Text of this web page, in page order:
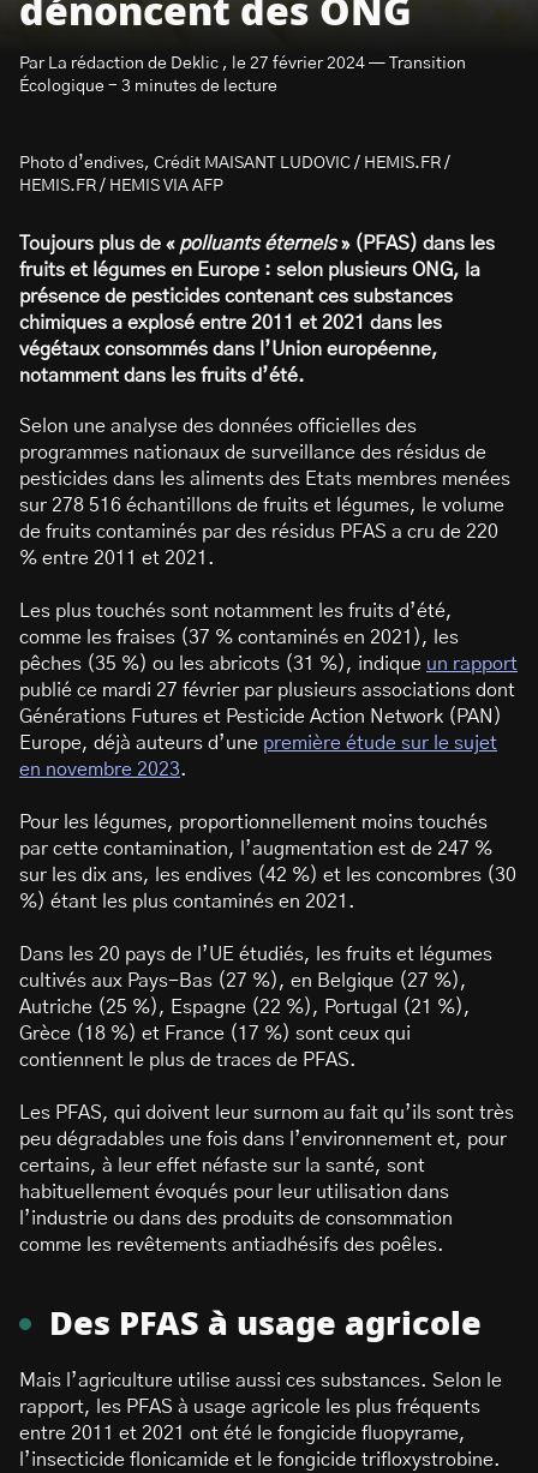
dénoncent des ONG
Par La rédaction de Deklic , le 27 février 2024 — Transition
Écologique - 3 minutes de lecture
Photo d’endives, Crédit MAISANT LUDOVIC / HEMIS.FR /
HEMIS.FR / HEMIS VIA AFP
Toujours plus de « polluants éternels» (PFAS) dans les
fruits et légumes en Europe : selon plusieurs ONG, la
présence de pesticides contenant ces substances
chimiques a explosé entre 2011 et 2021 dans les
végétaux consommés dans l’Union européenne,
notamment dans les fruits d’été.
Selon une analyse des données officielles des
programmes nationaux de surveillance des résidus de
pesticides dans les aliments des Etats membres menées
sur 278 516 échantillons de fruits et légumes, le volume
de fruits contaminés par des résidus PFAS a cru de 220
% entre 2011 et 2021.
Les plus touchés sont notamment les fruits d’été,
comme les fraises (37 % contaminés en 2021), les
pêches (35 %) ou les abricots (31 %), indique un rapport
publié ce mardi 27 février par plusieurs associations dont
Générations Futures et Pesticide Action Network (PAN)
Europe, déjà auteurs d’une première étude sur le sujet
en novembre 2023.
Pour les légumes, proportionnellement moins touchés
par cette contamination, l’augmentation est de 247 %
sur les dix ans, les endives (42 %) et les concombres (30
%) étant les plus contaminés en 2021.
Dans les 20 pays de l’UE étudiés, les fruits et légumes
cultivés aux Pays-Bas (27 %), en Belgique (27 %),
Autriche (25 %), Espagne (22 %), Portugal (21 %),
Grèce (18 %) et France (17 %) sont ceux qui
contiennent le plus de traces de PFAS.
Les PFAS, qui doivent leur surnom au fait qu’ils sont très
peu dégradables une fois dans l’environnement et, pour
certains, à leur effet néfaste sur la santé, sont
habituellement évoqués pour leur utilisation dans
l’industrie ou dans des produits de consommation
comme les revêtements antiadhésifs des poêles.
Des PFAS à usage agricole
Mais l’agriculture utilise aussi ces substances. Selon le
rapport, les PFAS à usage agricole les plus fréquents
entre 2011 et 2021 ont été le fongicide fluopyrame,
l’insecticide flonicamide et le fongicide trifloxystrobine.
S’abonner à la newsletter